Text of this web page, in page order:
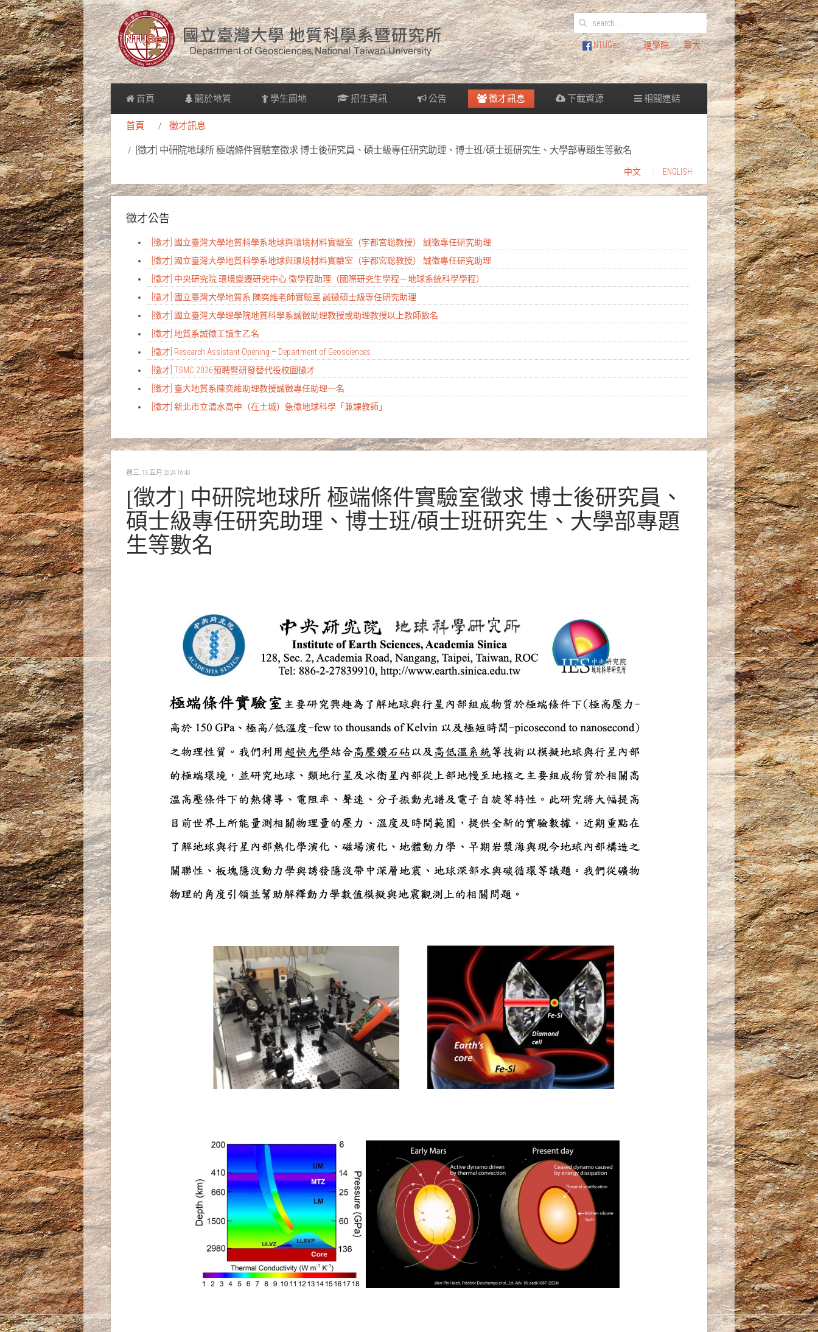
NTUGeo 理學院 臺大
首頁 關於地質 學生園地 招生資訊 公告 徵才訊息 下載資源 相關連結
首頁 徵才訊息
[徵才] 中研院地球所 極端條件實驗室徵求 博士後研究員、碩士級專任研究助理、博士班/碩士班研究生、大學部專題生等數名
中文 ENGLISH
徵才公告
[徵才] 國立臺灣大學地質科學系地球與環境材料實驗室（宇都宮聡教授） 誠徵專任研究助理
[徵才] 國立臺灣大學地質科學系地球與環境材料實驗室（宇都宮聡教授） 誠徵專任研究助理
[徵才] 中央研究院 環境變遷研究中心 徵學程助理（國際研究生學程－地球系統科學學程）
[徵才] 國立臺灣大學地質系 陳奕維老師實驗室 誠徵碩士級專任研究助理
[徵才] 國立臺灣大學理學院地質科學系誠徵助理教授或助理教授以上教師數名
[徵才] 地質系誠徵工讀生乙名
[徵才] Research Assistant Opening – Department of Geosciences
[徵才] TSMC 2026預聘暨研發替代役校園徵才
[徵才] 臺大地質系陳奕維助理教授誠徵專任助理一名
[徵才] 新北市立清水高中（在土城）急徵地球科學「兼課教師」
週三, 15 五月 2024 16:40
[徵才] 中研院地球所 極端條件實驗室徵求 博士後研究員、
碩士級專任研究助理、博士班/碩士班研究生、大學部專題
生等數名